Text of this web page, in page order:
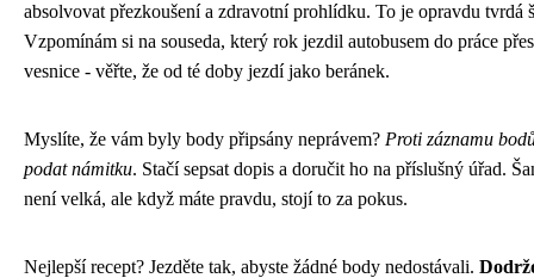
absolvovat přezkoušení a zdravotní prohlídku. To je opravdu tvrdá
Vzpomínám si na souseda, který rok jezdil autobusem do práce
vesnice - věřte, že od té doby jezdí jako beránek.
Myslíte, že vám byly body připsány neprávem? Proti záznamu
podat námitku. Stačí sepsat dopis a doručit ho na příslušný úřad.
není velká, ale když máte pravdu, stojí to za pokus.
Nejlepší recept? Jezděte tak, abyste žádné body nedostávali.